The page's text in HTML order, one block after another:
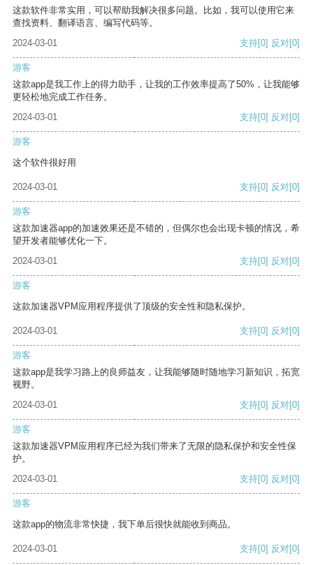
这款软件非常实用，可以帮助我解决很多问题。比如，我可以使用它来
查找资料、翻译语言、编写代码等。
2024-03-01
支持[0] 反对[0]
游客
这款app是我工作上的得力助手，让我的工作效率提高了50%，让我能够
更轻松地完成工作任务。
2024-03-01
支持[0] 反对[0]
游客
这个软件很好用
2024-03-01 支持[0] 反对[0]
游客
这款加速器app的加速效果还是不错的，但偶尔也会出现卡顿的情况，希
望开发者能够优化一下。
2024-03-01
支持[0] 反对[0]
游客
这款加速器VPM应用程序提供了顶级的安全性和隐私保护。
2024-03-01 支持[0] 反对[0]
游客
这款app是我学习路上的良师益友，让我能够随时随地学习新知识，拓宽
视野。
2024-03-01
支持[0] 反对[0]
游客
这款加速器VPM应用程序已经为我们带来了无限的隐私保护和安全性保
护。
2024-03-01
支持[0] 反对[0]
游客
这款app的物流非常快捷，我下单后很快就能收到商品。
2024-03-01 支持[0] 反对[0]